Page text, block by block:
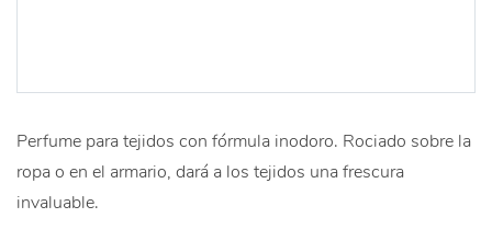
Perfume para tejidos con fórmula inodoro. Rociado sobre la
ropa o en el armario, dará a los tejidos una frescura
invaluable.